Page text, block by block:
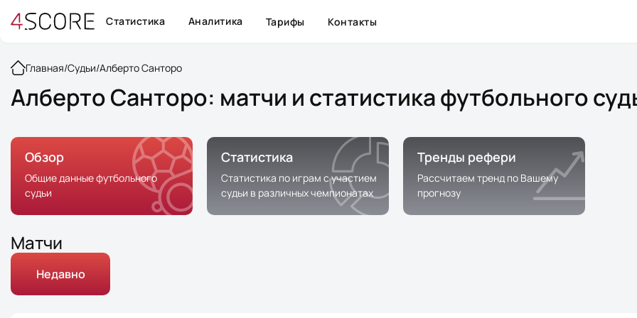
Статистика Аналитика Тарифы Контакты
Главная/Судьи/Алберто Санторо
Алберто Санторо: матчи и статистика футбольного
Обзор
Общие данные футбольного
судьи
Статистика
Статистика по играм с участием
судьи в различных чемпионатах
Тренды рефери
Рассчитаем тренд по Вашему
прогнозу
Матчи
Недавно